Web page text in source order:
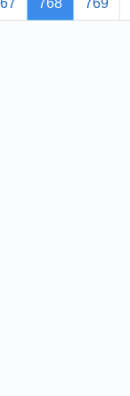
768 769